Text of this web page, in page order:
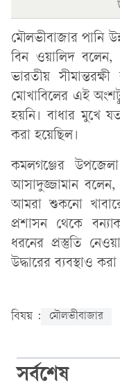
মৌলভীবাজার পানি
বিন ওয়ালিদ বলেন,
ভারতীয়
মোখাবিলের এই
হয়নি। বাধার মুখে
করা হয়েছিল।
কমলগঞ্জের
আসাদুজ্জামান বলেন,
আমরা শুকনো
প্রশাসন থেকে
ধরনের প্রস্তুতি
উদ্ধারের ব্যবস্থাও করা
বিষয় : মৌলভীবাজার
সর্বশেষ